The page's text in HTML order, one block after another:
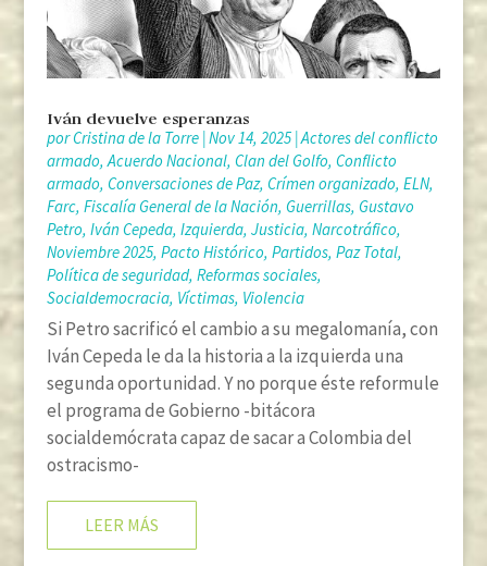
Iván devuelve esperanzas
porCristina de la Torre|Nov 14, 2025|Actores del conflicto
armado,Acuerdo Nacional, Clan del Golfo, Conflicto
armado, Conversaciones de Paz, Crímen organizado, ELN,
Farc, Fiscalía General de la Nación, Guerrillas, Gustavo
Petro, Iván Cepeda, Izquierda, Justicia, Narcotráfico,
Noviembre 2025, Pacto Histórico, Partidos, Paz Total,
Política de seguridad, Reformas sociales,
Socialdemocracia, Víctimas, Violencia
Si Petro sacrificó el cambio a su megalomanía, con
Iván Cepeda le da la historia a la izquierda una
segunda oportunidad. Y no porque éste reformule
el programa de Gobierno -bitácora
socialdemócrata capaz de sacar a Colombia del
ostracismo-
LEER MÁS